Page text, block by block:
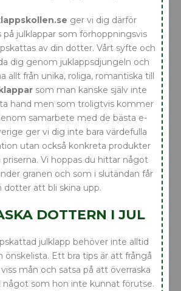
ger vi dig därför
på julklappar som förhoppningsvis
av din dotter. Vårt syfte och
dig genom juklappsdjungeln och
allt från unika, roliga, romantiska till
som man kanske själv inte
hand men som troligtvis kommer
samarbete med de bästa e-
ger vi dig inte bara värdefulla
utan också konkreta produkter
Vi hoppas du hittar något
granen och som i slutändan får
dotter att bli skina upp.
DOTTERN I JUL
julklapp behöver inte alltid
önskelista. Ett bra tips är att frångå
mån och satsa på att överraska
som hon inte kunnat förutse.